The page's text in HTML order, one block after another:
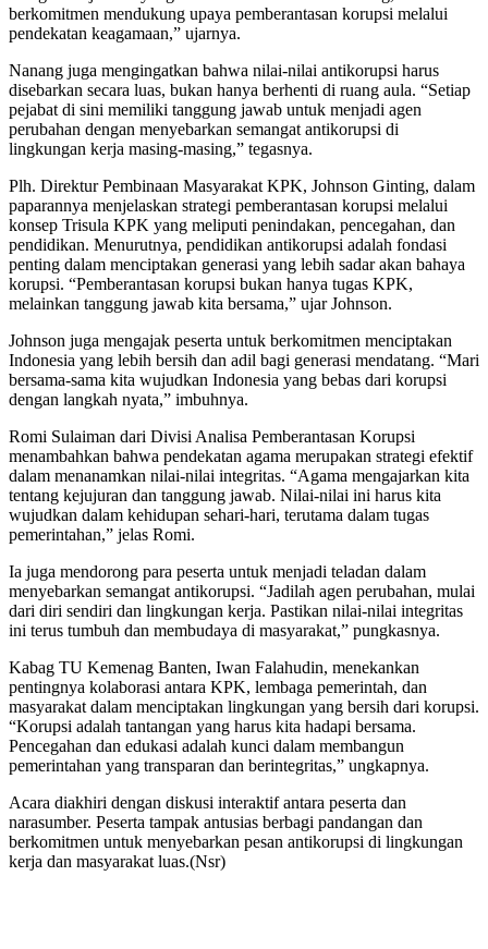
berkomitmen mendukung upaya pemberantasan korupsi melalui
pendekatan keagamaan,” ujarnya.
Nanang juga mengingatkan bahwa nilai-nilai antikorupsi harus
disebarkan secara luas, bukan hanya berhenti di ruang aula. “Setiap
pejabat di sini memiliki tanggung jawab untuk menjadi agen
perubahan dengan menyebarkan semangat antikorupsi di
lingkungan kerja masing-masing,” tegasnya.
Plh. Direktur Pembinaan Masyarakat KPK, Johnson Ginting, dalam
paparannya menjelaskan strategi pemberantasan korupsi melalui
konsep Trisula KPK yang meliputi penindakan, pencegahan, dan
pendidikan. Menurutnya, pendidikan antikorupsi adalah fondasi
penting dalam menciptakan generasi yang lebih sadar akan bahaya
korupsi. “Pemberantasan korupsi bukan hanya tugas KPK,
melainkan tanggung jawab kita bersama,” ujar Johnson.
Johnson juga mengajak peserta untuk berkomitmen menciptakan
Indonesia yang lebih bersih dan adil bagi generasi mendatang. “Mari
bersama-sama kita wujudkan Indonesia yang bebas dari korupsi
dengan langkah nyata,” imbuhnya.
Romi Sulaiman dari Divisi Analisa Pemberantasan Korupsi
menambahkan bahwa pendekatan agama merupakan strategi efektif
dalam menanamkan nilai-nilai integritas. “Agama mengajarkan kita
tentang kejujuran dan tanggung jawab. Nilai-nilai ini harus kita
wujudkan dalam kehidupan sehari-hari, terutama dalam tugas
pemerintahan,” jelas Romi.
Ia juga mendorong para peserta untuk menjadi teladan dalam
menyebarkan semangat antikorupsi. “Jadilah agen perubahan, mulai
dari diri sendiri dan lingkungan kerja. Pastikan nilai-nilai integritas
ini terus tumbuh dan membudaya di masyarakat,” pungkasnya.
Kabag TU Kemenag Banten, Iwan Falahudin, menekankan
pentingnya kolaborasi antara KPK, lembaga pemerintah, dan
masyarakat dalam menciptakan lingkungan yang bersih dari korupsi.
“Korupsi adalah tantangan yang harus kita hadapi bersama.
Pencegahan dan edukasi adalah kunci dalam membangun
pemerintahan yang transparan dan berintegritas,” ungkapnya.
Acara diakhiri dengan diskusi interaktif antara peserta dan
narasumber. Peserta tampak antusias berbagi pandangan dan
berkomitmen untuk menyebarkan pesan antikorupsi di lingkungan
kerja dan masyarakat luas.(Nsr)